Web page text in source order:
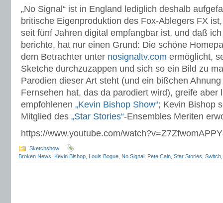
„No Signal“ ist in England lediglich deshalb
britische Eigenproduktion des Fox-Ablegers FX
seit fünf Jahren digital empfangbar ist, und daß
berichte, hat nur einen Grund: Die schöne
dem Betrachter unter nosignaltv.com ermöglicht,
Sketche durchzuzappen und sich so ein Bild zu
Parodien dieser Art steht (und ein bißchen
Fernsehen hat, das da parodiert wird), greife aber
empfohlenen „Kevin Bishop Show“; Kevin Bishop
Mitglied des „Star Stories“-Ensembles Meriten
https://www.youtube.com/
Sketchshow
Broken News
Kevin Bishop Louis Bogue No Signal Pete Cain Star Stories Switch